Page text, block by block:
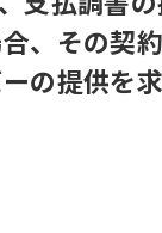
、その契
の提供を